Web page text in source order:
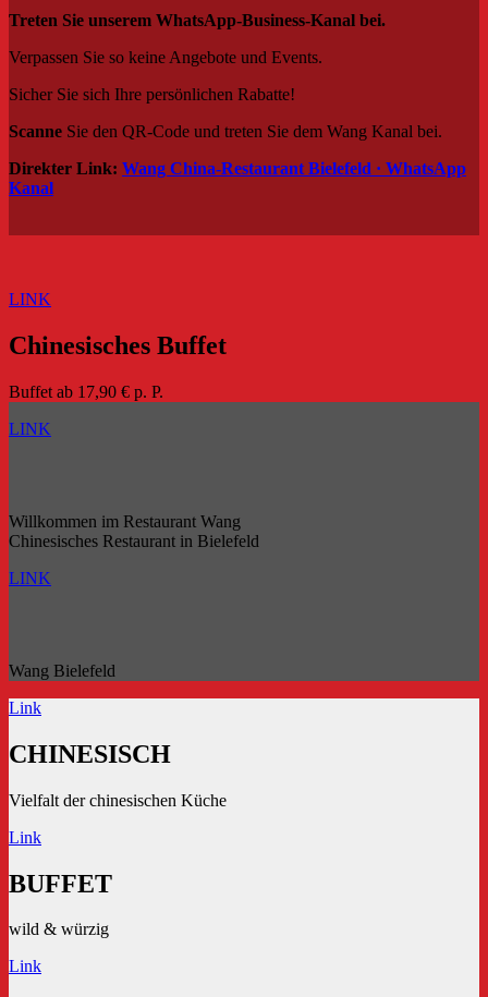
Treten Sie unserem WhatsApp-Business-Kanal bei.
Verpassen Sie so keine Angebote und Events.
Sicher Sie sich Ihre persönlichen Rabatte!
Scanne Sie den QR-Code und treten Sie dem Wang Kanal bei.
Direkter Link: Wang China-Restaurant Bielefeld · WhatsApp
Kanal
LINK
Chinesisches Buffet
Buffet ab 17,90 € p. P.
LINK
Willkommen im Restaurant Wang
Chinesisches Restaurant in Bielefeld
LINK
Wang Bielefeld
Link
CHINESISCH
Vielfalt der chinesischen Küche
Link
BUFFET
wild & würzig
Link